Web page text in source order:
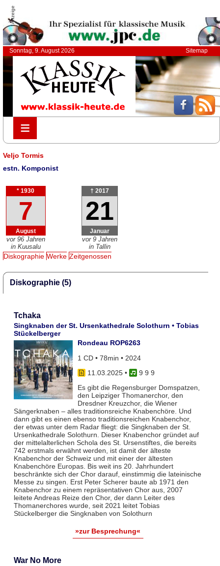
Anzeige
Sonntag, 9. August 2026 Sitemap
≡
≡
Veljo Tormis
estn. Komponist
* 1930
7
August
vor 96 Jahren
in Kuusalu
† 2017
21
Januar
vor 9 Jahren
in Tallin
Diskographie Werke Zeitgenossen
Diskographie (5)
Tchaka
Singknaben der St. Ursenkathedrale Solothurn • Tobias
Stückelberger
Rondeau ROP6263
1 CD • 78min • 2024
11.03.2025•
9 9 9
Es gibt die Regensburger Domspatzen,
den Leipziger Thomanerchor, den
Dresdner Kreuzchor, die Wiener
Sängerknaben – alles traditionsreiche Knabenchöre. Und
dann gibt es einen ebenso traditionsreichen Knabenchor,
der etwas unter dem Radar fliegt: die Singknaben der St.
Ursenkathedrale Solothurn. Dieser Knabenchor gründet auf
der mittelalterlichen Schola des St. Ursenstiftes, die bereits
742 erstmals erwähnt werden, ist damit der älteste
Knabenchor der Schweiz und mit einer der ältesten
Knabenchöre Europas. Bis weit ins 20. Jahrhundert
beschränkte sich der Chor darauf, einstimmig die lateinische
Messe zu singen. Erst Peter Scherer baute ab 1971 den
Knabenchor zu einem repräsentativen Chor aus, 2007
leitete Andreas Reize den Chor, der dann Leiter des
Thomanerchores wurde, seit 2021 leitet Tobias
Stückelberger die Singknaben von Solothurn
»zur Besprechung«
War No More